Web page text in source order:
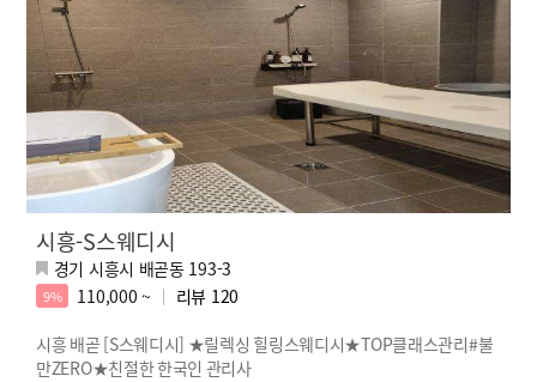
시흥-S스웨디시
경기 시흥시 배곧동 193-3
9% 110,000 ~ 리뷰 120
시흥 배곧 [S스웨디시] ★릴렉싱 힐링스웨디시★TOP클래스관리#불
만ZERO★친절한 한국인 관리사